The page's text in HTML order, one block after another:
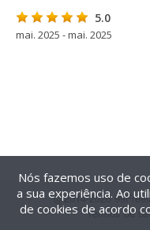
5.0
mai. 2025 - mai. 2025
@2014-2026
Termos de
Nós fazemos uso de
a sua experiência. Ao
de cookies de acordo